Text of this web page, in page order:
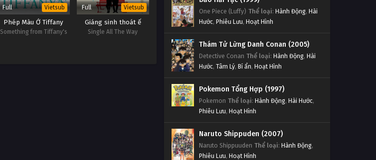
Full Vietsub
Phép Màu Ở Tiffany
Something from Tiffany's
Full Vietsub
Giáng sinh thoát ế
Single All The Way
One Piece (Luffy) Thể loại: Hành Động, Hài
Hước, Phiêu Lưu, Hoạt Hình
Thám Tử Lừng Danh Conan (2005)
Detective Conan Thể loại: Hành Động, Hài
Hước, Tâm Lý, Bí ẩn, Hoạt Hình
Pokemon Tổng Hợp (1997)
Pokemon Thể loại: Hành Động, Hài Hước,
Phiêu Lưu, Hoạt Hình
Naruto Shippuden (2007)
Naruto Shippuuden Thể loại: Hành Động,
Phiêu Lưu, Hoạt Hình